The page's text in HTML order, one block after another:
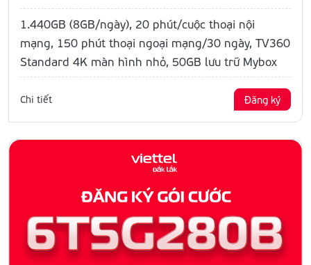
1.440GB (8GB/ngày), 20 phút/cuộc thoại nội
mạng, 150 phút thoại ngoại mạng/30 ngày, TV360
Standard 4K màn hình nhỏ, 50GB lưu trữ Mybox
Chi tiết Đăng ký